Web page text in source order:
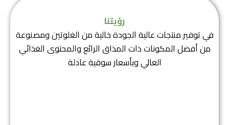
رؤيتنا
في توفير منتجات عالية الجودة خالية من الغلوتين ومصنوعة
من أفضل المكونات ذات المذاق الرائع والمحتوى الغذائي
العالي وبأسعار سوقية عادلة